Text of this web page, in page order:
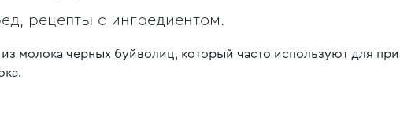
рецепты с ингредиентом.
молока черных буйволиц, который часто используют для